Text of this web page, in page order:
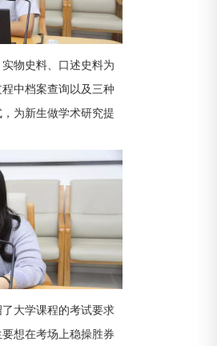
物史料、口述史料为
中档案查询以及三种
为新生做学术研究提
大学课程的考试要求
想在考场上稳操胜券